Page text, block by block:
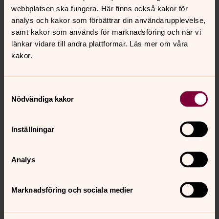
webbplatsen ska fungera. Här finns också kakor för
analys och kakor som förbättrar din användarupplevelse,
samt kakor som används för marknadsföring och när vi
länkar vidare till andra plattformar. Läs mer om våra
kakor.
Nödvändiga kakor
Inställningar
Analys
Marknadsföring och sociala medier
Bernt Lagelius Ordförande Uppsala stifts
lekmannaförbund